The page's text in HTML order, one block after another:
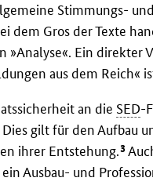
Stimmungs-
dem Gros der Texte
»Analyse«. Ein direkter
aus dem Reich«
an die SED-
gilt für den Aufbau
ihrer Entstehung.3
Ausbau- und